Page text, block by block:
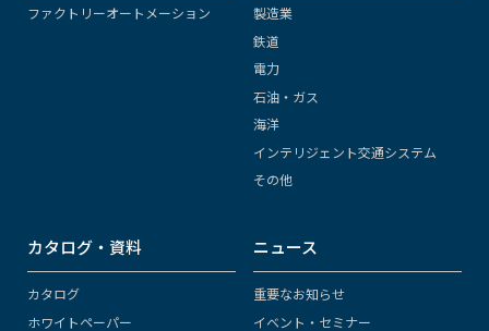
ファクトリーオートメーション
製造業
鉄道
電力
石油・ガス
海洋
インテリジェント交通システム
その他
カタログ・資料
カタログ
ホワイトペーパー
ニュース
重要なお知らせ
イベント・セミナー